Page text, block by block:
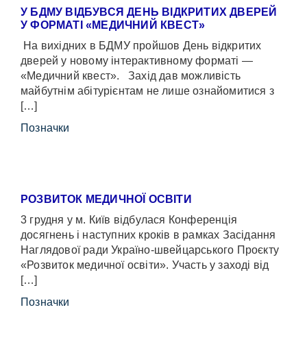
У БДМУ ВІДБУВСЯ ДЕНЬ ВІДКРИТИХ ДВЕРЕЙ
У ФОРМАТІ «МЕДИЧНИЙ КВЕСТ»
На вихідних в БДМУ пройшов День відкритих
дверей у новому інтерактивному форматі —
«Медичний квест». Захід дав можливість
майбутнім абітурієнтам не лише ознайомитися з
[…]
Позначки
РОЗВИТОК МЕДИЧНОЇ ОСВІТИ
3 грудня у м. Київ відбулася Конференція
досягнень і наступних кроків в рамках Засідання
Наглядової ради Україно-швейцарського Проєкту
«Розвиток медичної освіти». Участь у заході від
[…]
Позначки